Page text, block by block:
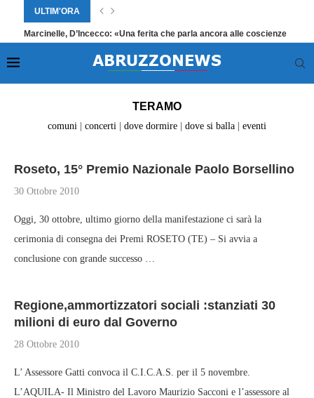
ULTIM'ORA
Marcinelle, D’Incecco: «Una ferita che parla ancora alle coscienze
Home Pagina 2065
TERAMO
comuni concerti dove dormire dove si balla eventi
Roseto, 15° Premio Nazionale Paolo Borsellino
30 Ottobre 2010
Oggi, 30 ottobre, ultimo giorno della manifestazione ci sarà la
cerimonia di consegna dei Premi ROSETO (TE) – Si avvia a
conclusione con grande successo …
Regione,ammortizzatori sociali :stanziati 30
milioni di euro dal Governo
28 Ottobre 2010
L’ Assessore Gatti convoca il C.I.C.A.S. per il 5 novembre.
L’AQUILA- Il Ministro del Lavoro Maurizio Sacconi e l’assessore al